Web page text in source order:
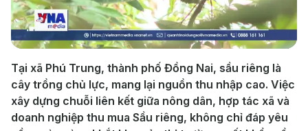
Video
Tại xã Phú Trung, thành phố Đồng Nai, sầu riêng là
cây trồng chủ lực, mang lại nguồn thu nhập cao. Việc
xây dựng chuỗi liên kết giữa nông dân, hợp tác xã và
doanh nghiệp thu mua Sầu riêng, không chỉ đáp yêu